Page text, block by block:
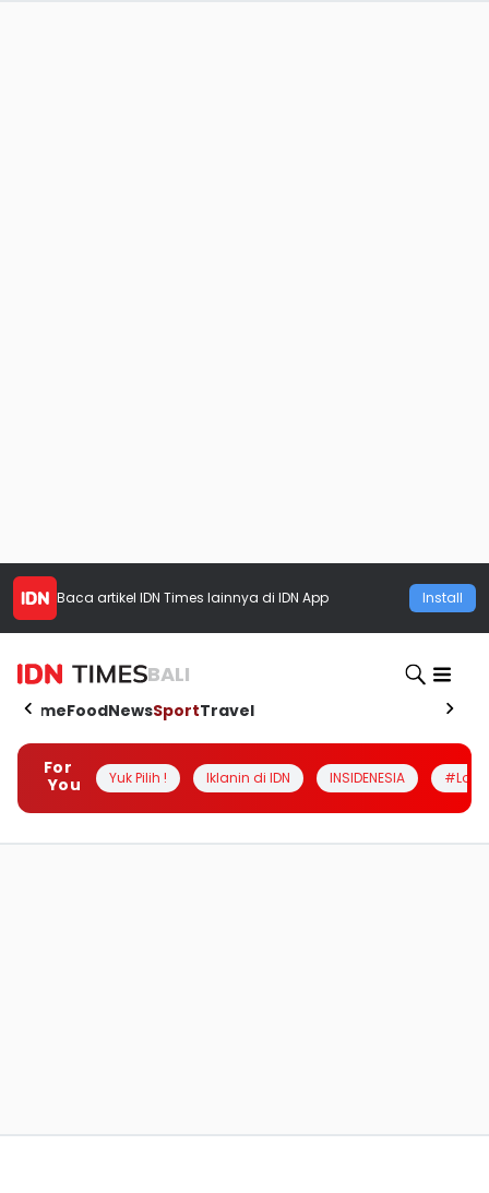
Baca artikel IDN Times lainnya di IDN App Install
BALI
HomeFoodNewsSportTravel
For
You
Yuk Pilih ! Iklanin di IDN INSIDENESIA